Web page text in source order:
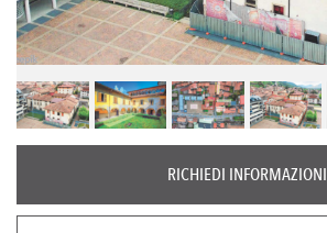
RICHIEDI INFORMAZIONI